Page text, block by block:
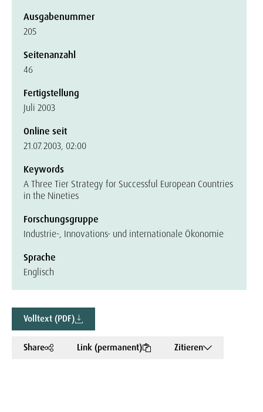
Ausgabenummer
205
Seitenanzahl
46
Fertigstellung
Juli 2003
Online seit
21.07.2003, 02:00
Keywords
A Three Tier Strategy for Successful European Countries
in the Nineties
Forschungsgruppe
Industrie-, Innovations- und internationale Ökonomie
Sprache
Englisch
Volltext (PDF)
Share Link (permanent) Zitieren